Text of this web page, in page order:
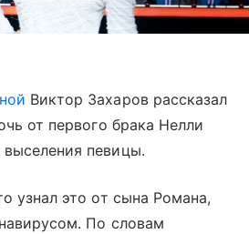
Виктор Захаров рассказал
от первого брака Нелли
певицы.
узнал это от сына Романа,
По словам